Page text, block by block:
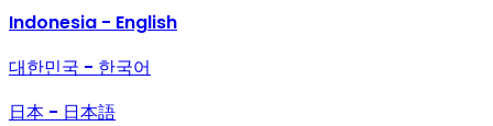
Indonesia - English
대한민국 - 한국어
日本 - 日本語